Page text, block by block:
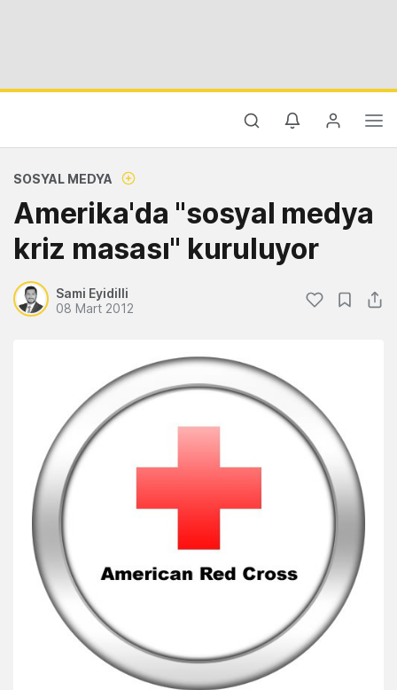
SOSYAL MEDYA
Amerika'da "sosyal medya
kriz masası" kuruluyor
Sami Eyidilli
08 Mart 2012